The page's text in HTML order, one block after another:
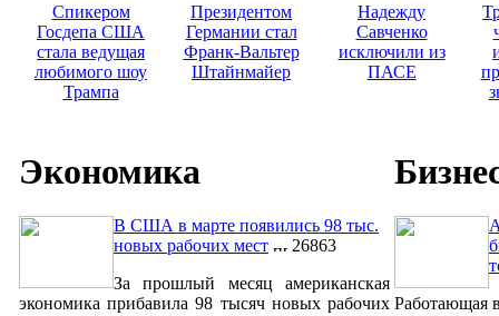
Спикером
Госдепа США
стала ведущая
любимого шоу
Трампа
Президентом
Германии стал
Франк-Вальтер
Штайнмайер
Надежду
Савченко
исключили из
ПАСЕ
Экономика
В США в марте появились 98 тыс.
новых рабочих мест
26863
За прошлый месяц американская
экономика прибавила 98 тысяч новых рабочих Работающая